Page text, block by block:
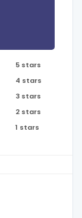
5 stars
4 stars
3 stars
2 stars
1 stars